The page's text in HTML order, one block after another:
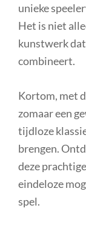
unieke
Het is niet
kunstwerk
combineert.
Kortom, met
zomaar een
tijdloze
brengen.
deze
eindeloze
spel.